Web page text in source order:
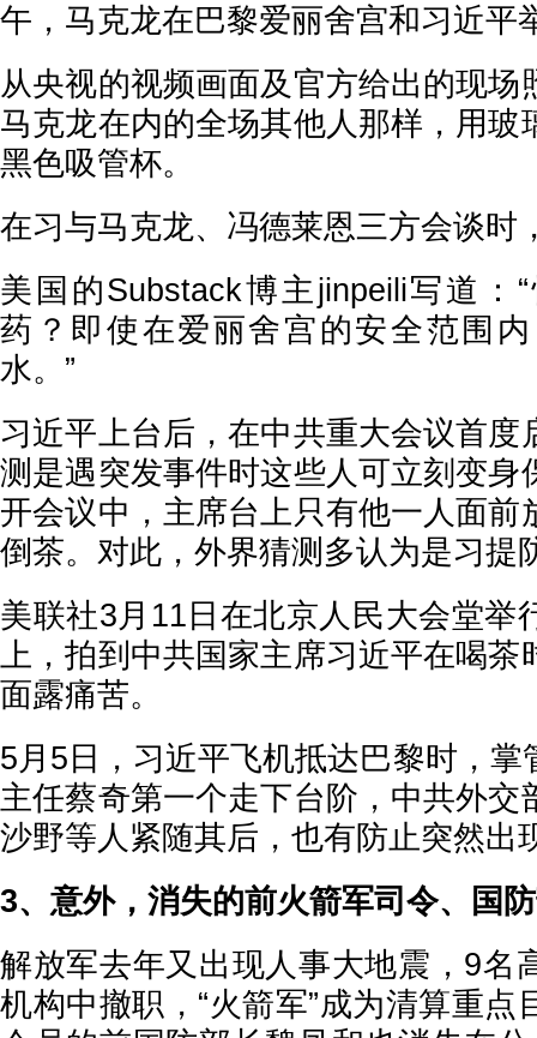
午，马克龙在巴黎爱丽舍宫和习近平
从央视的视频画面及官方给出的现场
马克龙在内的全场其他人那样，用玻
黑色吸管杯。
在习与马克龙、冯德莱恩三方会谈时
美国的Substack博主jinpeili写道：
药？即使在爱丽舍宫的安全范围
水。”
习近平上台后，在中共重大会议首度
测是遇突发事件时这些人可立刻变身
开会议中，主席台上只有他一人面前
倒茶。对此，外界猜测多认为是习提
美联社3月11日在北京人民大会堂举
上，拍到中共国家主席习近平在喝茶
面露痛苦。
5月5日，习近平飞机抵达巴黎时，掌
主任蔡奇第一个走下台阶，中共外交
沙野等人紧随其后，也有防止突然出
3、意外，消失的前火箭军司令、国
解放军去年又出现人事大地震，9名
机构中撤职，“火箭军”成为清算重点